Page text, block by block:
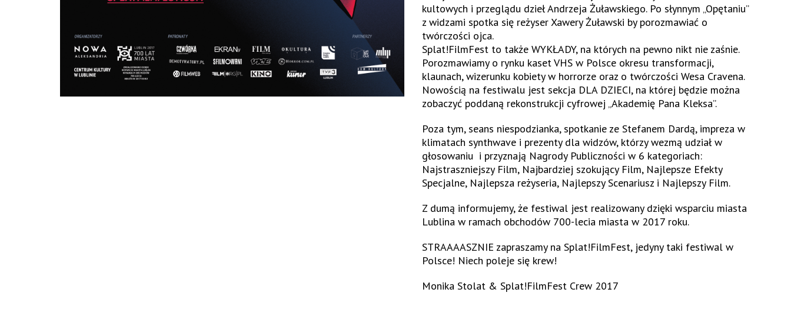
kultowych i przeglądu dzieł Andrzeja Żuławskiego. Po słynnym „Opętaniu”
z widzami spotka się reżyser Xawery Żuławski by porozmawiać o
twórczości ojca.
Splat!FilmFest to także WYKŁADY, na których na pewno nikt nie zaśnie.
Porozmawiamy o rynku kaset VHS w Polsce okresu transformacji,
klaunach, wizerunku kobiety w horrorze oraz o twórczości Wesa Cravena.
Nowością na festiwalu jest sekcja DLA DZIECI, na której będzie można
zobaczyć poddaną rekonstrukcji cyfrowej „Akademię Pana Kleksa”.
Poza tym, seans niespodzianka,spotkanie ze Stefanem Dardą, impreza w
klimatach synthwave i prezenty dla widzów, którzy wezmą udział w
głosowaniu i przyznają Nagrody Publiczności w 6 kategoriach:
Najstraszniejszy Film, Najbardziej szokujący Film, Najlepsze Efekty
Specjalne, Najlepsza reżyseria, Najlepszy Scenariusz i Najlepszy Film.
Z dumą informujemy, że festiwal jest realizowany dzięki wsparciu miasta
Lublina w ramach obchodów 700-lecia miasta w 2017 roku.
STRAAAASZNIE zapraszamy na Splat!FilmFest, jedyny taki festiwal w
Polsce! Niech poleje się krew!
Monika Stolat & Splat!FilmFest Crew 2017